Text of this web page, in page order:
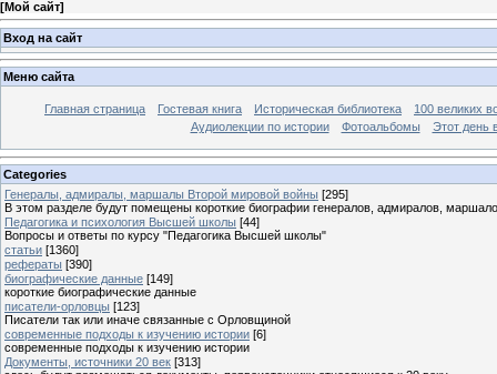
[Мой сайт]
Вход на сайт
Меню сайта
Главная страница Гостевая книга Историческая библиотека
100 великих
Аудиолекции по истории
Фотоальбомы Этот день
Categories
Генералы, адмиралы, маршалы Второй мировой войны [295]
В этом разделе будут помещены короткие биографии генералов, адмиралов,
Педагогика и психология Высшей школы [44]
Вопросы и ответы по курсу "Педагогика Высшей школы"
статьи [1360]
рефераты [390]
биографические данные [149]
короткие биографические данные
писатели-орловцы [123]
Писатели так или иначе связанные с Орловщиной
современные подходы к изучению истории [6]
современные подходы к изучению истории
Документы, источники 20 век [313]